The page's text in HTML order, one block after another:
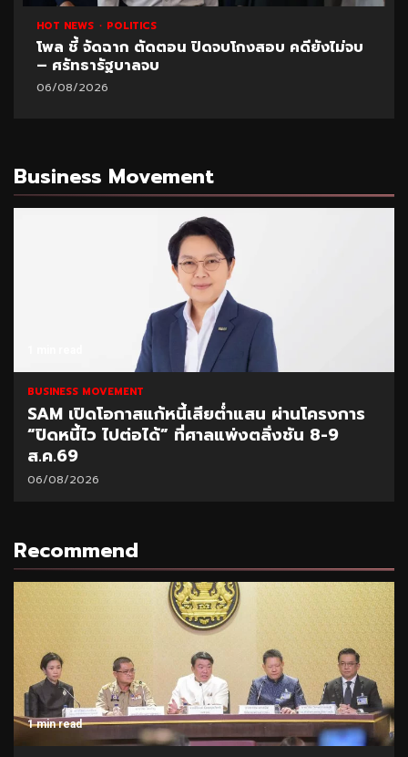
HOT NEWS POLITICS
โพล ชี้ จัดฉาก ตัดตอน ปิดจบโกงสอบ คดียังไม่จบ
– ศรัทธารัฐบาลจบ
06/08/2026
Business Movement
BUSINESS MOVEMENT
SAM เปิดโอกาสแก้หนี้เสียต่ำแสน ผ่านโครงการ
“ปิดหนี้ไว ไปต่อได้” ที่ศาลแพ่งตลิ่งชัน 8-9
ส.ค.69
06/08/2026
Recommend
1 min read